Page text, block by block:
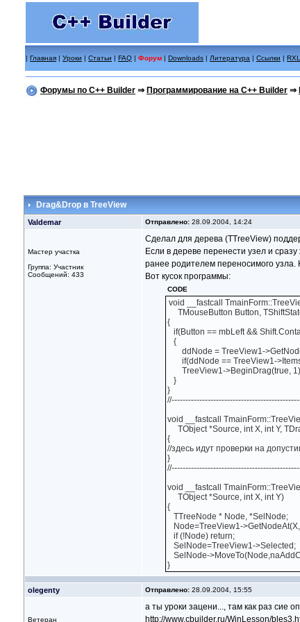
| Главная | Уроки | Статьи | FAQ | Форум | Downloads | Литература | Ссылки |
Форумы по C++ Builder ⇒ Программирование на C++ Builder ⇒
Drag&Drop в TreeView
Valdemar Отправлено: 28.09.2004, 14:24
Мастер участка
Группа: Участник
Сообщений: 433
Сделал для дерева (TTreeView)
Если в дереве перенести узел и
ранее родителем переносимого
Вот кусок программы:
CODE
void __fastcall
TMouseButton Button,
{
if(Button == mbLeft &&
{
ddNode = TreeView1-
if(ddNode == TreeView1-
TreeView1->BeginDrag(true,
}
}
void __fastcall
TObject *Source, int X, int Y,
{
//здесь идут проверки на
}
void __fastcall
TObject *Source, int X, int Y)
{
TTreeNode * Node, *SelNode;
Node=TreeView1-
if (!Node) return;
SelNode=TreeView1->Selected;
SelNode-
}
olegenty Отправлено: 28.09.2004, 15:55
Ветеран
а ты уроки зацени..., там как раз сие
http://www.cbuilder.ru/WinLesson/